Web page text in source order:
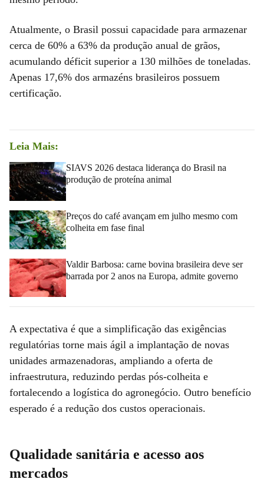
Atualmente, o Brasil possui capacidade para armazenar
cerca de 60% a 63% da produção anual de grãos,
acumulando déficit superior a 130 milhões de toneladas.
Apenas 17,6% dos armazéns brasileiros possuem
certificação.
Leia Mais:
SIAVS 2026 destaca liderança do Brasil na
produção de proteína animal
Preços do café avançam em julho mesmo com
colheita em fase final
Valdir Barbosa: carne bovina brasileira deve ser
barrada por 2 anos na Europa, admite governo
A expectativa é que a simplificação das exigências
regulatórias torne mais ágil a implantação de novas
unidades armazenadoras, ampliando a oferta de
infraestrutura, reduzindo perdas pós-colheita e
fortalecendo a logística do agronegócio. Outro benefício
esperado é a redução dos custos operacionais.
Qualidade sanitária e acesso aos
mercados